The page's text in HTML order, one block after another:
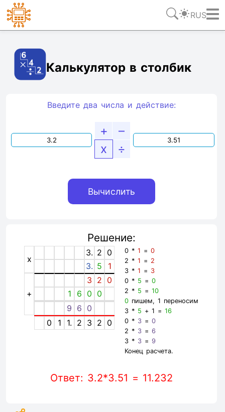
RUS
Калькулятор в столбик
Введите два числа и действие:
+
–
x
÷
Решение:
x
3. 2 0
3. 5 1
+
3 2 0
1
6 0 0
9 6 0
0
1 1. 2 3 2 0
0 *1 =0
2 *1 = 2
3 *1 = 3
0 * 5 =0
2 * 5 =10
0 пишем, 1 переносим
3 * 5 + 1 =16
0 * 3 =0
2 * 3 =6
3 * 3 =9
Конец расчета.
Ответ: 3.2*3.51 = 11.232